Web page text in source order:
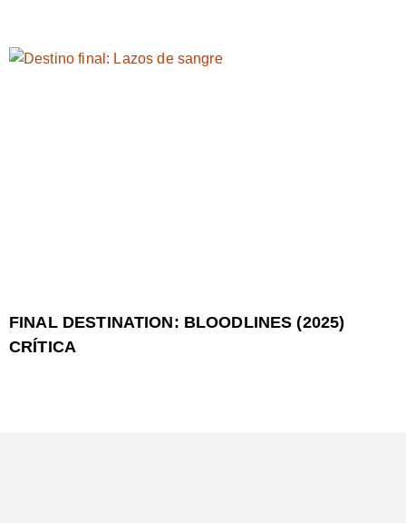
FINAL DESTINATION: BLOODLINES (2025)
CRÍTICA